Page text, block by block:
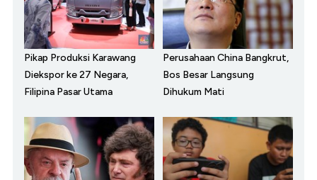
Pikap Produksi Karawang
Diekspor ke 27 Negara,
Filipina Pasar Utama
Perusahaan China Bangkrut,
Bos Besar Langsung
Dihukum Mati